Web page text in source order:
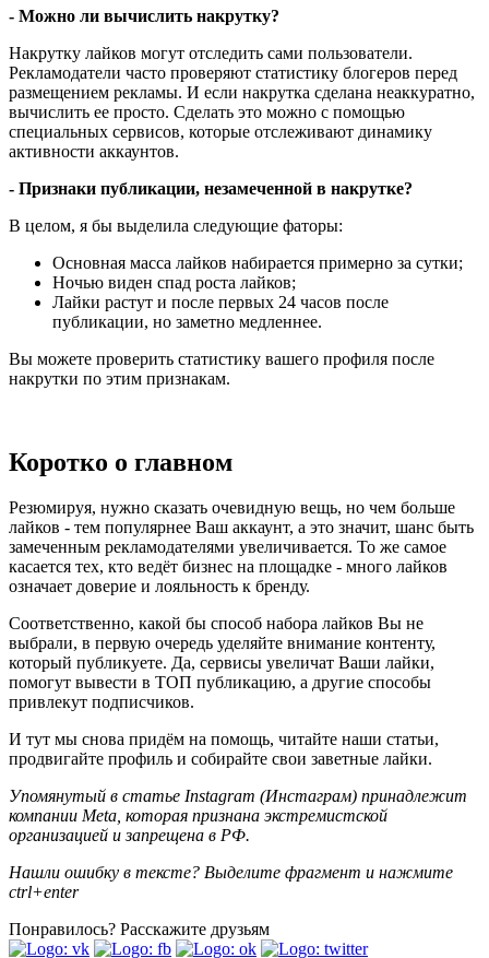
- Можно ли вычислить накрутку?
Накрутку лайков могут отследить сами пользователи.
Рекламодатели часто проверяют статистику блогеров перед
размещением рекламы. И если накрутка сделана неаккуратно,
вычислить ее просто. Сделать это можно с помощью
специальных сервисов, которые отслеживают динамику
активности аккаунтов.
- Признаки публикации, незамеченной в накрутке?
В целом, я бы выделила следующие фаторы:
Основная масса лайков набирается примерно за сутки;
Ночью виден спад роста лайков;
Лайки растут и после первых 24 часов после
публикации, но заметно медленнее.
Вы можете проверить статистику вашего профиля после
накрутки по этим признакам.
Коротко о главном
Резюмируя, нужно сказать очевидную вещь, но чем больше
лайков - тем популярнее Ваш аккаунт, а это значит, шанс быть
замеченным рекламодателями увеличивается. То же самое
касается тех, кто ведёт бизнес на площадке - много лайков
означает доверие и лояльность к бренду.
Соответственно, какой бы способ набора лайков Вы не
выбрали, в первую очередь уделяйте внимание контенту,
который публикуете. Да, сервисы увеличат Ваши лайки,
помогут вывести в ТОП публикацию, а другие способы
привлекут подписчиков.
И тут мы снова придём на помощь, читайте наши статьи,
продвигайте профиль и собирайте свои заветные лайки.
Упомянутый в статье Instagram (Инстаграм) принадлежит
компании Meta, которая признана экстремистской
организацией и запрещена в РФ.
Нашли ошибку в тексте? Выделите фрагмент и нажмите
ctrl+enter
Понравилось? Расскажите друзьям